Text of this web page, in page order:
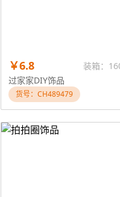
￥6.8
装箱：
过家家DIY饰品
货号：CH489479